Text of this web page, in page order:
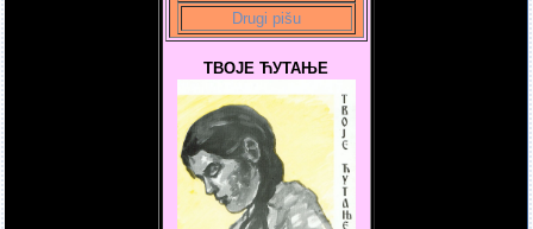
Drugi pišu
ТВОЈЕ ЋУТАЊЕ